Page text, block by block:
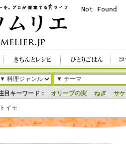
目キーワード： オリーブの実 ねぎ サケ
イモ